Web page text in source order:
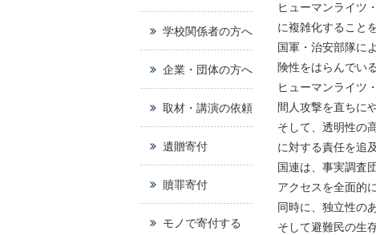
ヒューマンライツ
に複雑化すること
国軍・治安部隊に
険性をはらんでいる
ヒューマンライツ
間人攻撃を直ちに
そして、透明性の
に対する責任を追
国連は、事実調査
アクセスを全面的
同時に、独立性の
そして避難民の生
学校関係者の方へ
企業・団体の方へ
取材・講演の依頼
遺贈寄付
贖罪寄付
モノで寄付する